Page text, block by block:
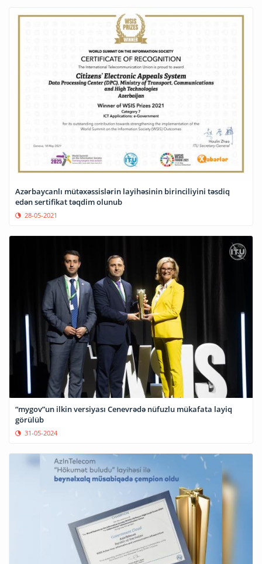
Azərbaycanlı mütəxəssislərin layihəsinin birinciliyini təsdiq
edən sertifikat təqdim olunub
28-05-2021
“mygov”un ilkin versiyası Cenevrədə nüfuzlu mükafata layiq
görülüb
31-05-2024